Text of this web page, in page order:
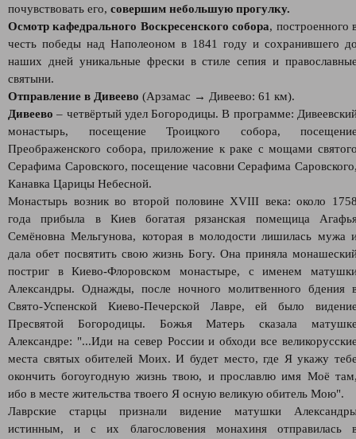
почувствовать его, совершим небольшую прогулку.
Осмотр кафедрального Воскресенского собора, построенного
честь победы над Наполеоном в 1841 году и сохранившего
наших дней уникальные фрески в стиле сепия и
святыни.
Отправление в Дивеево (Арзамас → Дивеево: 61 км).
Дивеево – четвёртый удел Богородицы. В программе:
монастырь, посещение Троицкого собора,
Преображенского собора, приложение к раке с мощами
Серафима Саровского, посещение часовни Серафима
Канавка Царицы Небесной.
Монастырь возник во второй половине XVIII века: около
года прибыла в Киев богатая рязанская помещица
Семёновна Мельгунова, которая в молодости лишилась мужа
дала обет посвятить свою жизнь Богу. Она приняла
постриг в Киево-Флоровском монастыре, с именем
Александры. Однажды, после ночного молитвенного бдения
Свято-Успенской Киево-Печерской Лавре, ей было
Пресвятой Богородицы. Божья Матерь сказала
Александре: "...Иди на север России и обходи все
места святых обителей Моих. И будет место, где Я укажу
окончить богоугодную жизнь твою, и прославлю имя Моё
ибо в месте жительства твоего Я осную великую обитель Мою".
Лаврские старцы признали видение матушки
истинным, и с их благословения монахиня отправилась